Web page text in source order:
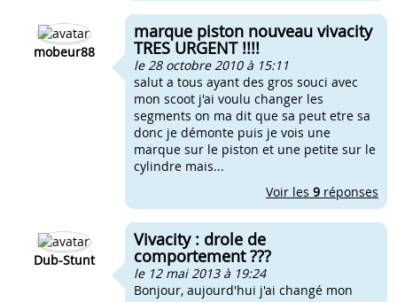
mobeur88
marque piston nouveau vivacity
TRES URGENT !!!!
le 28 octobre 2010 à 15:11
salut a tous ayant des gros souci avec
mon scoot j'ai voulu changer les
segments on ma dit que sa peut etre sa
donc je démonte puis je vois une
marque sur le piston et une petite sur le
cylindre mais...
Voir les 9 réponses
Dub-Stunt
Vivacity : drole de
comportement ???
le 12 mai 2013 à 19:24
Bonjour, aujourd'hui j'ai changé mon